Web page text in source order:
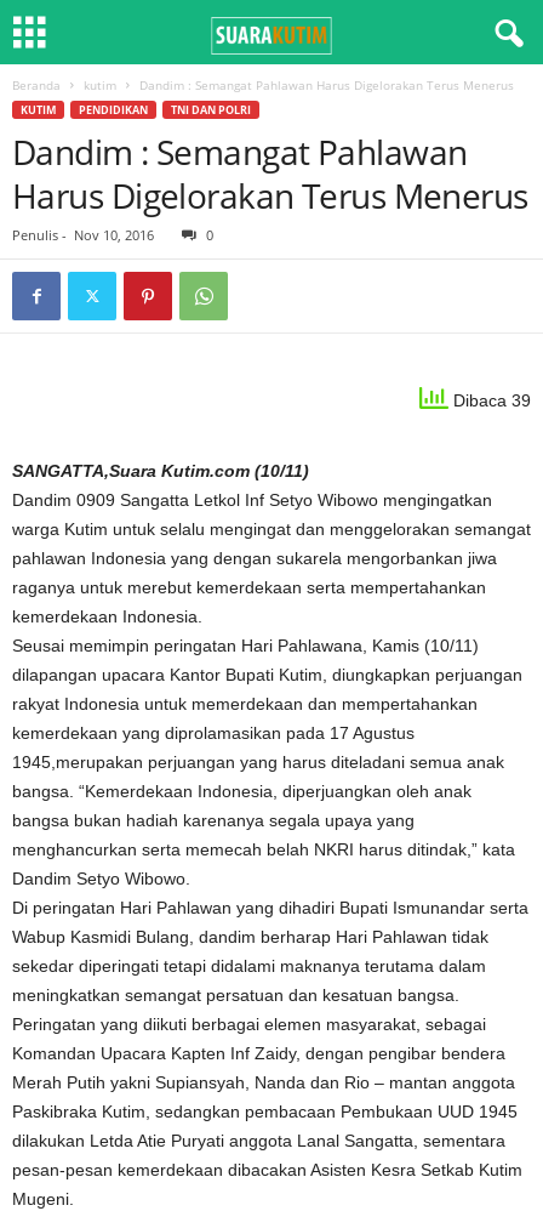
Beranda kutim Dandim : Semangat Pahlawan Harus Digelorakan Terus Menerus
KUTIM PENDIDIKAN TNI DAN POLRI
Dandim : Semangat Pahlawan
Harus Digelorakan Terus Menerus
Penulis - Nov 10, 2016 0
Dibaca 39
SANGATTA,Suara Kutim.com (10/11)
Dandim 0909 Sangatta Letkol Inf Setyo Wibowo mengingatkan
warga Kutim untuk selalu mengingat dan menggelorakan semangat
pahlawan Indonesia yang dengan sukarela mengorbankan jiwa
raganya untuk merebut kemerdekaan serta mempertahankan
kemerdekaan Indonesia.
Seusai memimpin peringatan Hari Pahlawana, Kamis (10/11)
dilapangan upacara Kantor Bupati Kutim, diungkapkan perjuangan
rakyat Indonesia untuk memerdekaan dan mempertahankan
kemerdekaan yang diprolamasikan pada 17 Agustus
1945,merupakan perjuangan yang harus diteladani semua anak
bangsa. “Kemerdekaan Indonesia, diperjuangkan oleh anak
bangsa bukan hadiah karenanya segala upaya yang
menghancurkan serta memecah belah NKRI harus ditindak,” kata
Dandim Setyo Wibowo.
Di peringatan Hari Pahlawan yang dihadiri Bupati Ismunandar serta
Wabup Kasmidi Bulang, dandim berharap Hari Pahlawan tidak
sekedar diperingati tetapi didalami maknanya terutama dalam
meningkatkan semangat persatuan dan kesatuan bangsa.
Peringatan yang diikuti berbagai elemen masyarakat, sebagai
Komandan Upacara Kapten Inf Zaidy, dengan pengibar bendera
Merah Putih yakni Supiansyah, Nanda dan Rio – mantan anggota
Paskibraka Kutim, sedangkan pembacaan Pembukaan UUD 1945
dilakukan Letda Atie Puryati anggota Lanal Sangatta, sementara
pesan-pesan kemerdekaan dibacakan Asisten Kesra Setkab Kutim
Mugeni.